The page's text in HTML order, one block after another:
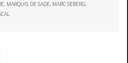
, MARQUIS DE SADE, MARC SEBERG,